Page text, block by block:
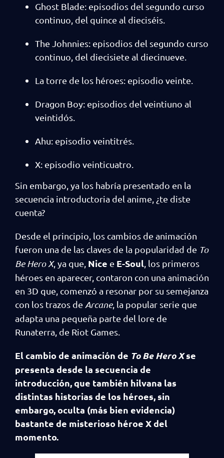
Ghost Blade: episodios del segundo curso
continuo, del quince al dieciséis.
The Johnnies: episodios del segundo curso
continuo, del diecisiete al diecinueve.
La torre de los héroes: episodio veinte.
Dragon Boy: episodios del veintiuno al
veintidós.
Ahu: episodio veintitrés.
X: episodio veinticuatro.
Sin embargo, ya los habría presentado en la
secuencia introductoria del anime, ¿te diste
cuenta?
Desde el principio, los cambios de animación
fueron una de las claves de la popularidad de To
Be Hero X, ya que, Nice e E-Soul , los primeros
héroes en aparecer, contaron con una animación
en 3D que, comenzó a resonar por su semejanza
con los trazos de Arcane, la popular serie que
adapta una pequeña parte del lore de
Runaterra, de Riot Games.
El cambio de animación de To Be Hero Xse
presenta desde la secuencia de
introducción, que también hilvana las
distintas historias de los héroes, sin
embargo, oculta (más bien evidencia)
bastante de misterioso héroe X del
momento.